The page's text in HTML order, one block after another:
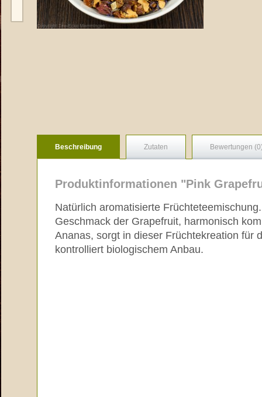
Beschreibung Zutaten Bewertungen
Produktinformationen "Pink
Natürlich aromatisierte
Geschmack der Grapefruit, harmonisch
Ananas, sorgt in dieser Früchtekreation für
kontrolliert biologischem Anbau.